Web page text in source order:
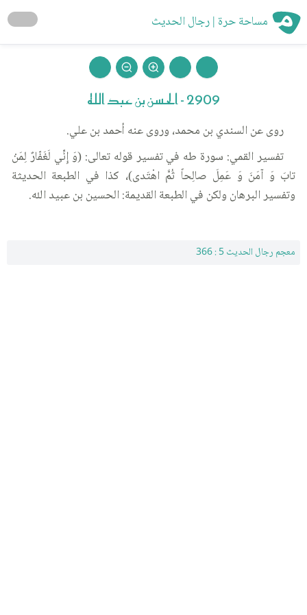
مساحة حرة | رجال الحديث
2909 - الحسن بن عبد الله
روى عن السندي بن محمد، وروى عنه أحمد بن علي.
تفسير القمي: سورة طه في تفسير قوله تعالى: (وَ إِنِّي لَغَفّارٌ لِمَنْ
تابَ وَ آمَنَ وَ عَمِلَ صالِحاً ثُمَّ اهْتَدى)، كذا في الطبعة الحديثة
وتفسير البرهان ولكن في الطبعة القديمة: الحسين بن عبيد الله.
معجم رجال الحديث 5 : 366